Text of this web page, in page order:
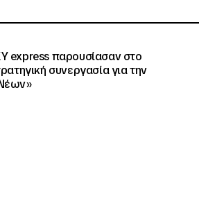
express παρουσίασαν στο
συνεργασία για την